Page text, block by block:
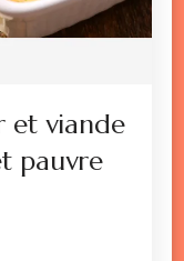
et viande
pauvre